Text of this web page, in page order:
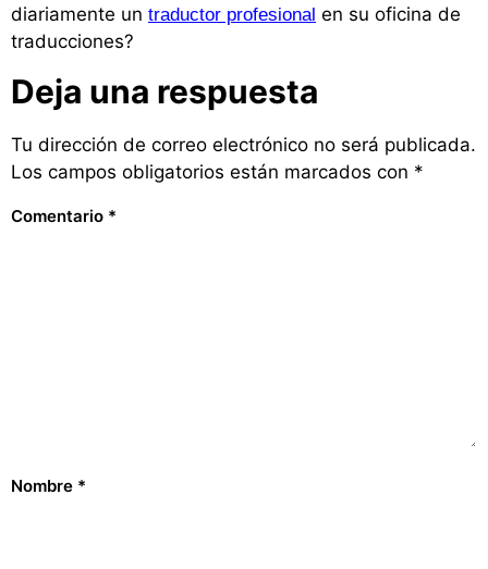
diariamente un traductor profesional en su oficina de
traducciones?
Deja una respuesta
Tu dirección de correo electrónico no será publicada.
Los campos obligatorios están marcados con *
Comentario *
Nombre *